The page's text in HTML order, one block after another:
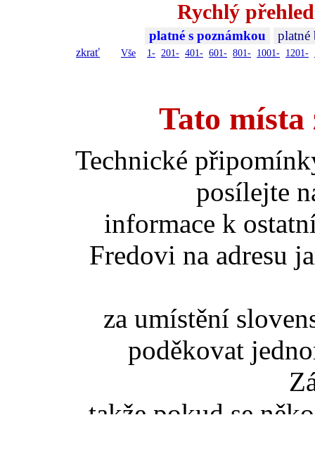
zkrať
Rychlý
platné s poznámkou platné
Vše 1- 201- 401- 601- 801- 1001- 1201-
Tato
Technické
posílejte
informace k
Fredovi na adresu
za umístění
poděkovat
takže pokud se